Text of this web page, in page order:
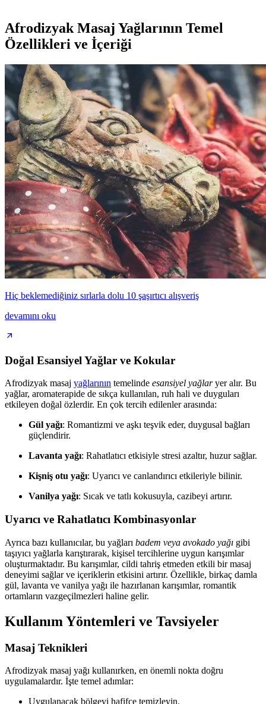
Afrodizyak Masaj Yağlarının Temel
Özellikleri ve İçeriği
Hiç beklemediğiniz sırlarla dolu 10 şaşırtıcı alışveriş
devamını oku
Doğal Esansiyel Yağlar ve Kokular
Afrodizyak masaj yağlarının temelinde esansiyel yağlaryer alır. Bu
yağlar, aromaterapide de sıkça kullanılan, ruh hali ve duyguları
etkileyen doğal özlerdir. En çok tercih edilenler arasında:
Gül yağı: Romantizmi ve aşkı teşvik eder, duygusal bağları
güçlendirir.
Lavanta yağı: Rahatlatıcı etkisiyle stresi azaltır, huzur sağlar.
Kişniş otu yağı: Uyarıcı ve canlandırıcı etkileriyle bilinir.
Vanilya yağı: Sıcak ve tatlı kokusuyla, cazibeyi artırır.
Uyarıcı ve Rahatlatıcı Kombinasyonlar
Ayrıca bazı kullanıcılar, bu yağları badem veya avokado yağı gibi
taşıyıcı yağlarla karıştırarak, kişisel tercihlerine uygun karışımlar
oluşturmaktadır. Bu karışımlar, cildi tahriş etmeden etkili bir masaj
deneyimi sağlar ve içeriklerin etkisini artırır. Özellikle, birkaç damla
gül, lavanta ve vanilya yağı ile hazırlanan karışımlar, romantik
ortamların vazgeçilmezleri haline gelir.
Kullanım Yöntemleri ve Tavsiyeler
Masaj Teknikleri
Afrodizyak masaj yağı kullanırken, en önemli nokta doğru
uygulamalardır. İşte temel adımlar:
Uygulanacak bölgeyi hafifçe temizleyin.